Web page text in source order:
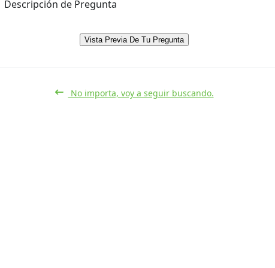
Descripción de Pregunta
Vista Previa De Tu Pregunta
No importa, voy a seguir buscando.